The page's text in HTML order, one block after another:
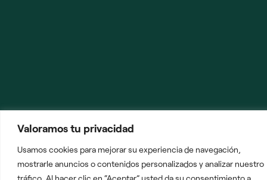
Valoramos tu privacidad
Usamos cookies para mejorar su experiencia de navegación,
mostrarle anuncios o contenidos personalizados y analizar nuestro
tráfico. Al hacer clic en “Aceptar” usted da su consentimiento a